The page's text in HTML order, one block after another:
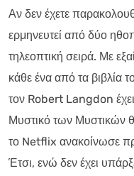
Αν δεν έχετε
ερμηνευτεί από δύο
τηλεοπτική σειρά. Με
κάθε ένα από τα βιβλία
τον Robert Langdon
Μυστικό των Μυστικών
το Netflix ανακοίνωσε
Έτσι, ενώ δεν έχει